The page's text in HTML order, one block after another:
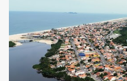
atenção pela ousadia do
novo patamar de visibilidade
Quaquá, a conversa será o
viabilidade dessa estrutura na
também respondeu às críticas
muitas pessoas estão